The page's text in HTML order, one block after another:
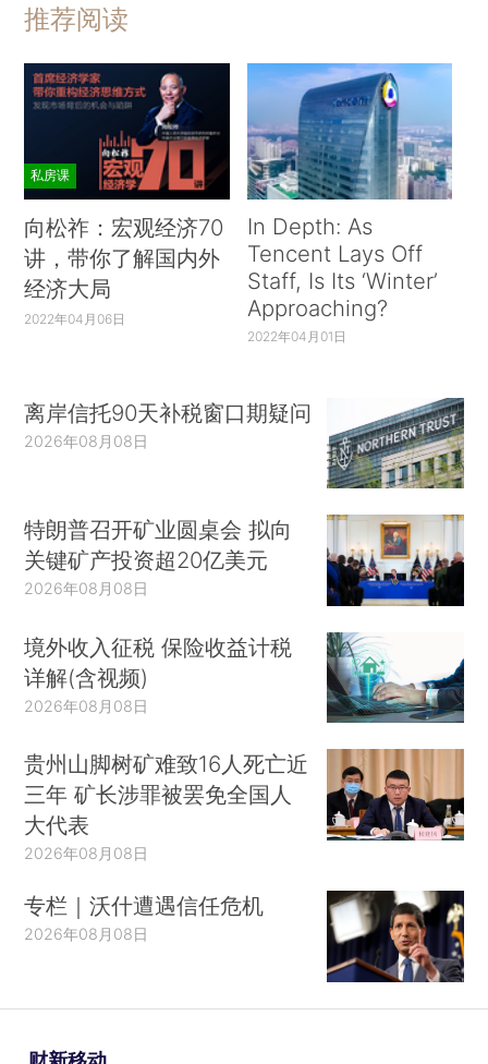
推荐阅读
私房课
向松祚：宏观经济70
讲，带你了解国内外
经济大局
2022年04月06日
In Depth: As
Tencent Lays Off
Staff, Is Its ‘Winter’
Approaching?
2022年04月01日
离岸信托90天补税窗口期疑问
2026年08月08日
特朗普召开矿业圆桌会 拟向
关键矿产投资超20亿美元
2026年08月08日
境外收入征税 保险收益计税
详解(含视频)
2026年08月08日
贵州山脚树矿难致16人死亡近
三年 矿长涉罪被罢免全国人
大代表
2026年08月08日
专栏｜沃什遭遇信任危机
2026年08月08日